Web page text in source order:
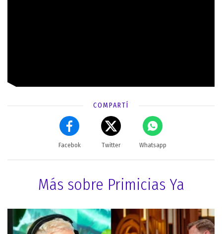
COMPARTÍ
Facebok Twitter Whatsapp
Más sobre Primicias Ya